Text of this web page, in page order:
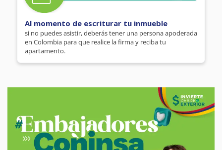
Al momento de escriturar tu inmueble
si no puedes asistir, deberás tener una persona apoderada
en Colombia para que realice la firma y reciba tu
apartamento.